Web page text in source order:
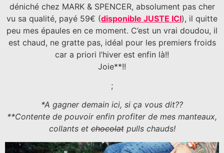
déniché chez MARK & SPENCER, absolument pas cher
vu sa qualité, payé 59€ (disponible JUSTE ICI), il quitte
peu mes épaules en ce moment. C’est un vrai doudou, il
est chaud, ne gratte pas, idéal pour les premiers froids
car a priori l’hiver est enfin là!!
Joie**!!
;
*A gagner demain ici, si ça vous dit??
**Contente de pouvoir enfin profiter de mes manteaux,
collants etchocolatpulls chauds!